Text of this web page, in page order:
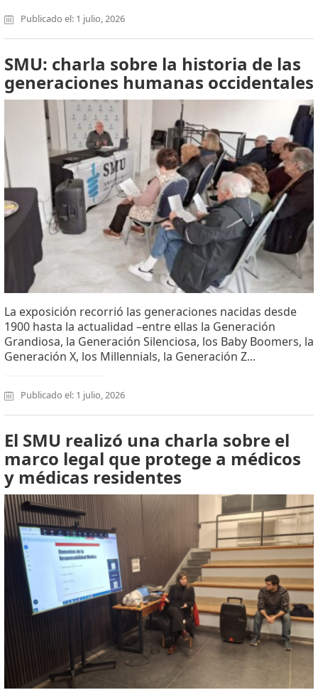
Publicado el: 1 julio, 2026
SMU: charla sobre la historia de las
generaciones humanas occidentales
La exposición recorrió las generaciones nacidas desde
1900 hasta la actualidad –entre ellas la Generación
Grandiosa, la Generación Silenciosa, los Baby Boomers, la
Generación X, los Millennials, la Generación Z...
Publicado el: 1 julio, 2026
El SMU realizó una charla sobre el
marco legal que protege a médicos
y médicas residentes